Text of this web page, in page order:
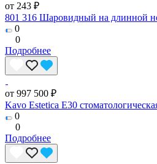
от 243 ₽
801 316 Шаровидный на длинной
0
0
Подробнее
от 997 500 ₽
Kavo Estetica E30
0
0
Подробнее